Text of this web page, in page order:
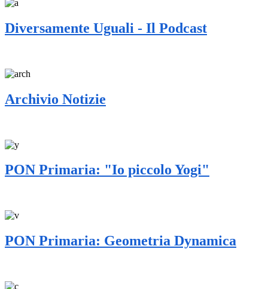
Diversamente Uguali - Il Podcast
Archivio Notizie
PON Primaria: "Io piccolo Yogi"
PON Primaria: Geometria Dynamica